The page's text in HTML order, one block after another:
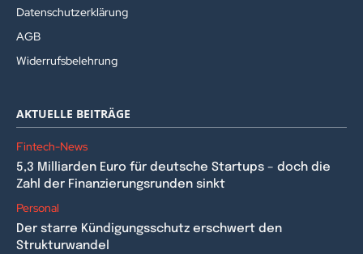
Datenschutzerklärung
AGB
Widerrufsbelehrung
AKTUELLE BEITRÄGE
Fintech-News
5,3 Milliarden Euro für deutsche Startups – doch die
Zahl der Finanzierungsrunden sinkt
Personal
Der starre Kündigungsschutz erschwert den
Strukturwandel